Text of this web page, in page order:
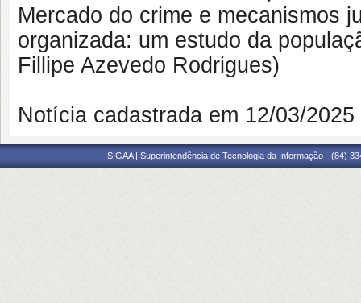
Mercado do crime e mecanismos
organizada: um estudo da
Fillipe Azevedo Rodrigues)
Notícia cadastrada em 12/03/
SIGAA | Superintendência de Tecnologia da Informação - (84)